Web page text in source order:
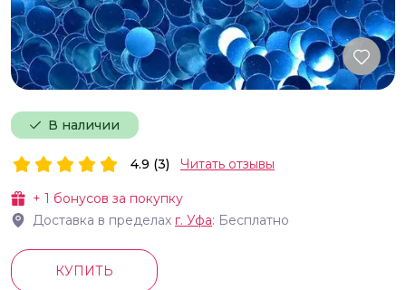
В наличии
+ 1 бонусов за покупку
Доставка в пределах г. Уфа: Бесплатно
4.9 (3) Читать отзывы
КУПИТЬ